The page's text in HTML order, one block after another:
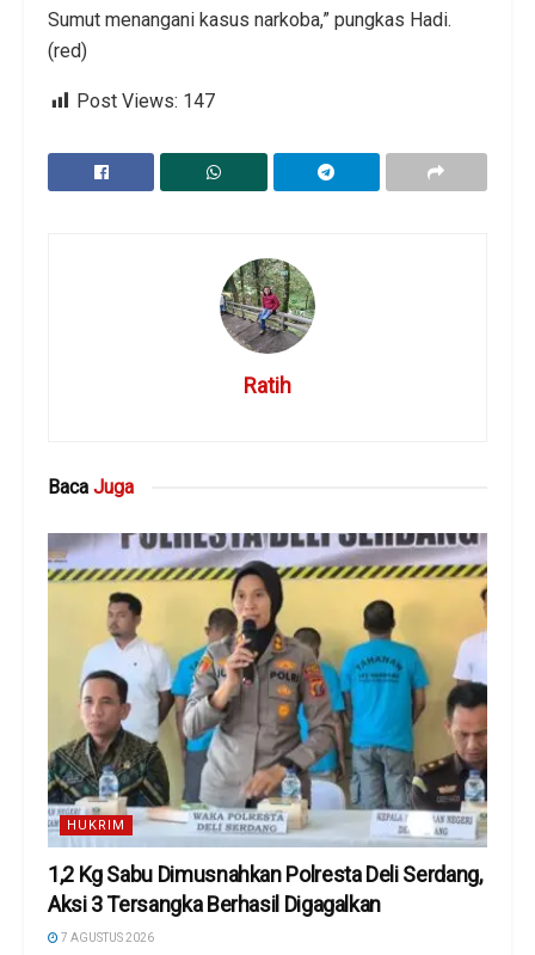
Sumut menangani kasus narkoba,” pungkas Hadi.
(red)
Post Views: 147
Ratih
Baca Juga
HUKRIM
1,2 Kg Sabu Dimusnahkan Polresta Deli Serdang,
Aksi 3 Tersangka Berhasil Digagalkan
7 AGUSTUS 2026